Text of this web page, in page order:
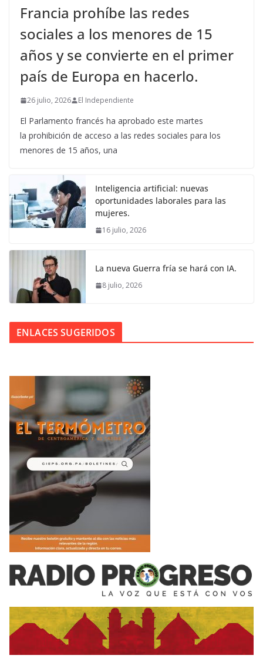
Francia prohíbe las redes
sociales a los menores de 15
años y se convierte en el primer
país de Europa en hacerlo.
26 julio, 2026 El Independiente
El Parlamento francés ha aprobado este martes
la prohibición de acceso a las redes sociales para los
menores de 15 años, una
Inteligencia artificial: nuevas
oportunidades laborales para las
mujeres.
16 julio, 2026
La nueva Guerra fría se hará con IA.
8 julio, 2026
ENLACES SUGERIDOS